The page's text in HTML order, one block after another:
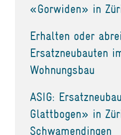
«Gorwiden» in
Erhalten oder
Ersatzneubauten
Wohnungsbau
ASIG:
Glattbogen» in
Schwamendingen